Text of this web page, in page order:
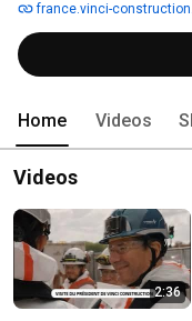
route et des réseaux.
de proximité de VINCI
collaborateurs pour réaliser
aménagements urbains
savoir-faire, en
france.vinci-
Home Videos
Videos
2:36